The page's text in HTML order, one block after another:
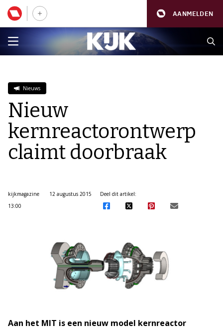
AANMELDEN
Nieuws
Nieuw
kernreactorontwerp
claimt doorbraak
kijkmagazine
12 augustus 2015
13:00
Deel dit artikel:
Aan het MIT is een nieuw model kernreactor